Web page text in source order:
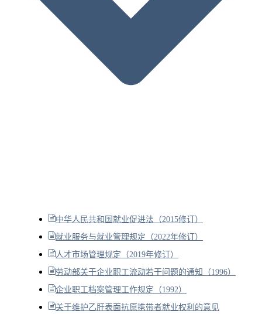
中华人民共和国就业促进法（2015修订）
就业服务与就业管理规定（2022年修订）
人才市场管理规定（2019年修订）
劳动部关于企业职工流动若干问题的通知（1996）
企业职工档案管理工作规定（1992）
关于维护乙肝表面抗原携带者就业权利的意见